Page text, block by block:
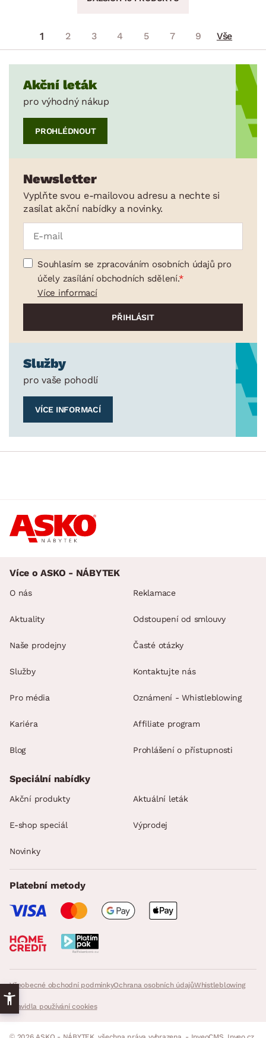
1 2 3 4 5 7 9 Vše
Akční leták
pro výhodný nákup
PROHLÉDNOUT
Newsletter
Vyplňte svou e-mailovou adresu a nechte si
zasílat akční nabídky a novinky.
Souhlasím se zpracováním osobních údajů pro
účely zasílání obchodních sdělení.
Více informací
Služby
pro vaše pohodlí
VÍCE INFORMACÍ
Více o ASKO - NÁBYTEK
O nás
Aktuality
Naše prodejny
Služby
Pro média
Kariéra
Blog
Reklamace
Odstoupení od smlouvy
Časté otázky
Kontaktujte nás
Oznámení - Whistleblowing
Affiliate program
Prohlášení o přístupnosti
Všeobecné obchodní podmínkyOchrana osobních údajůWhistleblowing
Pravidla používání cookies
Speciální nabídky
Akční produkty Aktuální leták
E-shop speciál Výprodej
Novinky
Platební metody